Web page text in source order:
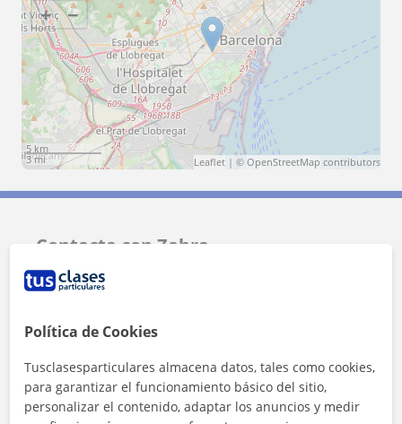
+ −
5 km
3 mi
Leaflet | © OpenStreetMap contributors
Contacta con Zahra
Tarifa
Política de Cookies
Tusclasesparticulares almacena datos, tales como cookies,
para garantizar el funcionamiento básico del sitio,
personalizar el contenido, adaptar los anuncios y medir